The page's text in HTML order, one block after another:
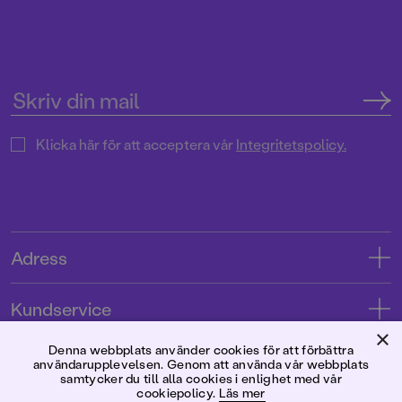
Klicka här för att acceptera vårIntegritetspolicy.
Adress
Tryckerigatan 4
Kundservice
Kontakta oss
Kundservice
Förlaget
×
Denna webbplats använder cookies för att förbättra
användarupplevelsen. Genom att använda vår webbplats
samtycker du till alla cookies i enlighet med vår
cookiepolicy. Läs mer